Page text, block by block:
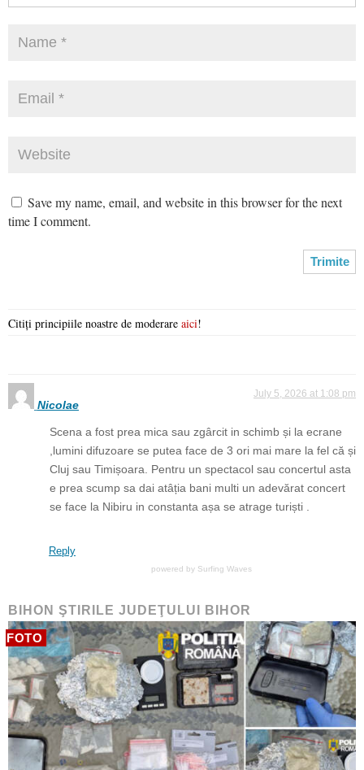
Save my name, email, and website in this browser for the next
time I comment.
Citiți principiile noastre de moderare aici!
Nicolae
July 5, 2026 at 1:08 pm
Scena a fost prea mica sau zgârcit in schimb și la ecrane
,lumini difuzoare se putea face de 3 ori mai mare la fel că și
Cluj sau Timișoara. Pentru un spectacol sau concertul asta
e prea scump sa dai atâția bani multi un adevărat concert
se face la Nibiru in constanta așa se atrage turiști .
Reply
powered by Surfing Waves
BIHON ŞTIRILE JUDEŢULUI BIHOR
FOTO